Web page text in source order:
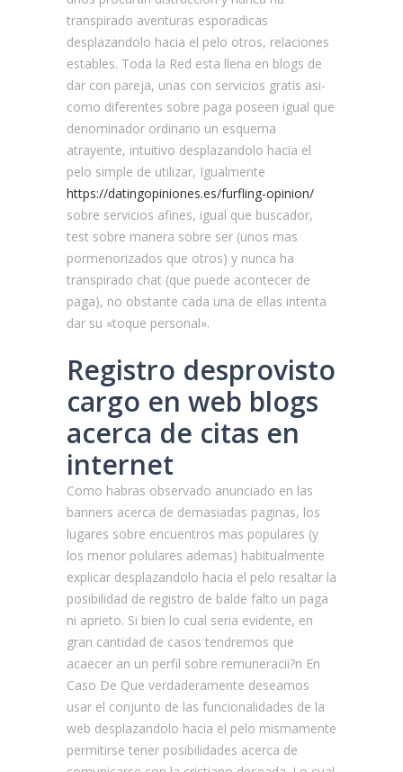
transpirado aventuras esporadicas
desplazandolo hacia el pelo otros, relaciones
estables. Toda la Red esta llena en blogs de
dar con pareja, unas con servicios gratis asi­
como diferentes sobre paga poseen igual que
denominador ordinario un esquema
atrayente, intuitivo desplazandolo hacia el
pelo simple de utilizar, Igualmente
https://datingopiniones.es/furfling-opinion/
sobre servicios afines, igual que buscador,
test sobre manera sobre ser (unos mas
pormenorizados que otros) y nunca ha
transpirado chat (que puede acontecer de
paga), no obstante cada una de ellas intenta
dar su «toque personal».
Registro desprovisto
cargo en web blogs
acerca de citas en
internet
Como habras observado anunciado en las
banners acerca de demasiadas paginas, los
lugares sobre encuentros mas populares (y
los menor polulares ademas) habitualmente
explicar desplazandolo hacia el pelo resaltar la
posibilidad de registro de balde falto un paga
ni aprieto. Si bien lo cual seri­a evidente, en
gran cantidad de casos tendremos que
acaecer an un perfil sobre remuneracii?n En
Caso De Que verdaderamente deseamos
usar el conjunto de las funcionalidades de la
web desplazandolo hacia el pelo mismamente
permitirse tener posibilidades acerca de